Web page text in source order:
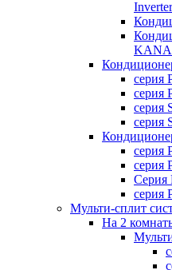
Inverter
серия
серия
серия
серия
серия
серия
Cерия
серия
Мульти-сплит
На 2